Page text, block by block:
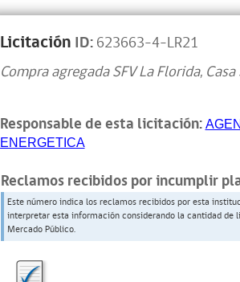
Licitación ID:623663-4-LR21
Compra agregada SFV La Florida,
Responsable de esta licitación:
ENERGETICA
Reclamos recibidos por incumplir
Este número indica los reclamos recibidos por esta
interpretar esta información considerando la cantidad
Mercado Público.